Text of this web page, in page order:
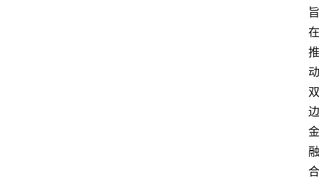
旨
在
推
动
双
边
金
融
合